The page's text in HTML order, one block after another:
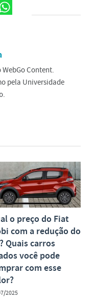
Content.
pela Universidade
o preço do Fiat
com a redução do
Quais carros
você pode
com esse
2025